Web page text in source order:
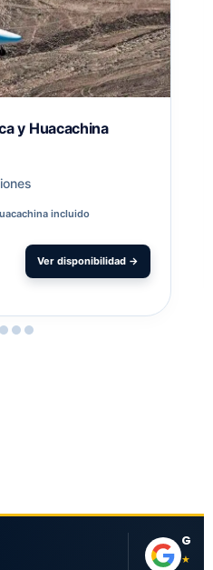
y Huacachina
incluido
Ver disponibilidad →